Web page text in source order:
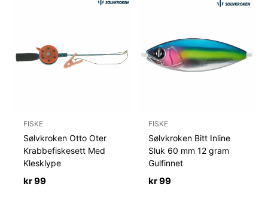
FISKE
Sølvkroken Otto Oter
Krabbefiskesett Med
Klesklype
kr99
FISKE
Sølvkroken Bitt Inline
Sluk 60 mm 12 gram
Gulfinnet
kr99